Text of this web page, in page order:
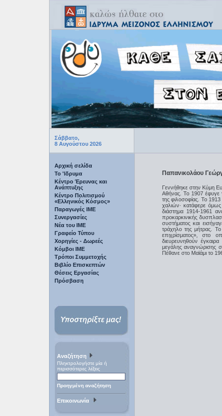
Σάββατο,
8 Αυγούστου 2026
Αρχική σελίδα
Το 'Ιδρυμα
Κέντρο Έρευνας και
Ανάπτυξης
Κέντρο Πολιτισμού
«Ελληνικός Κόσμος»
Παραγωγές IME
Συνεργασίες
Νέα του ΙΜΕ
Γραφείο Τύπου
Χορηγίες - Δωρεές
Κόμβοι ΙΜΕ
Τρόποι Συμμετοχής
Βιβλίο Επισκεπτών
Θέσεις Εργασίας
Πρόσβαση
Αναζήτηση
Πληκτρολογήστε μία ή
περισσότερες λέξεις
Προηγμένη αναζήτηση
Επικοινωνία
Παπανικολάου
Γεννήθηκε στην Κύμη
Αθήνας. Το 1907 έφυγε
της φιλοσοφίας. Το
χαλιών· κατάφερε
διάστημα 1914-1961
προκαρκινικής
συστήματος και
τράχηλο της μήτρας.
επιχρίσματος», στο
διευρευνηθούν
μεγάλης αναγνώρισης
Πέθανε στο Μαϊάμι το